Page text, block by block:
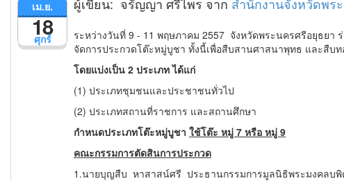
ศุกร์
เม.ย.
18
ระหว่างวันที่ 9 - 11 พฤษภาคม 2557 จังหวัดพระนครศรีอยุธย
จัดการประกวดโต๊ะหมู่บูชา ทั้งนี้เพื่อสืบสานศาสนาพุทธ และสืบ
โดยแบ่งเป็น 2 ประเภท ได้แก่
(1) ประเภทชุมชนและประชาชนทั่วไป
(2) ประเภทสถานที่ราชการ และสถานศึกษา
กำหนดประเภทโต๊ะหมู่บูชา ใช้โต๊ะ หมู่ 7 หรือ หมู่ 9
คณะกรรมการตัดสินการประกวด
1.นายบุญสืบ หาสาสน์ศรี ประธานกรรมการมูลนิธิพระมงคลบพิ